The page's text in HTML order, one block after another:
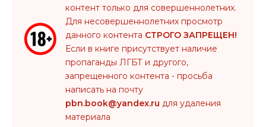
контент только для совершеннолетних.
Для несовершеннолетних просмотр
данного контента СТРОГО ЗАПРЕЩЕН!
Если в книге присутствует наличие
пропаганды ЛГБТ и другого,
запрещенного контента - просьба
написать на почту
pbn.book@yandex.ru для удаления
материала